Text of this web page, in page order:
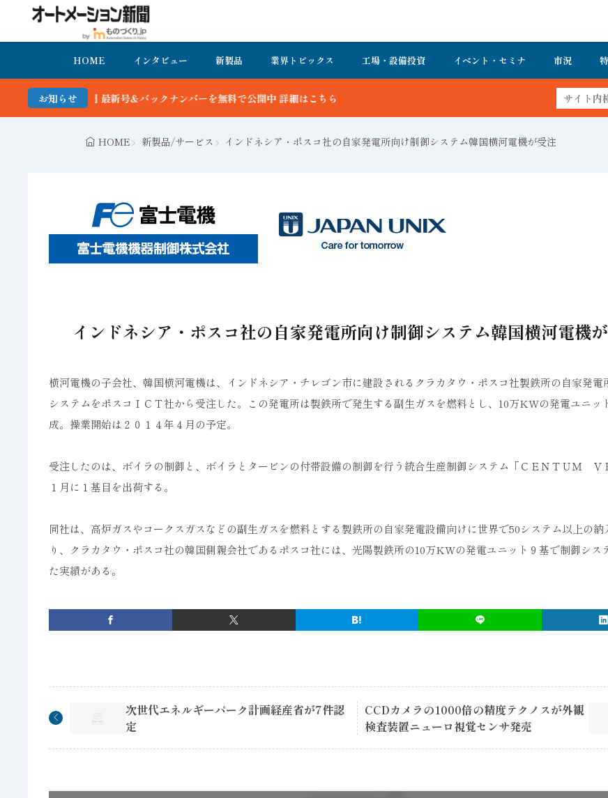
HOME インタビュー 新製品 業界トピックス 工場・設備投資 イベント・セミナ 市況
お知らせ
バックナンバーを無料で公開中 詳細はこちら
HOME 新製品/サービス インドネシア・ポスコ社の自家発電所向け制御システム韓国横河電機が受注
インドネシア・ポスコ社の自家発電所向け制御システム韓国横河電機
横河電機の子会社、韓国横河電機は、インドネシア・チレゴン市に建設されるクラカタウ・ポスコ社製鉄所の自家発電
システムをポスコＩＣＴ社から受注した。この発電所は製鉄所で発生する副生ガスを燃料とし、10万KWの発電ユニッ
成。操業開始は２０１４年４月の予定。
受注したのは、ボイラの制御と、ボイラとタービンの付帯設備の制御を行う統合生産制御システム「ＣＥＮＴＵＭ Ｖ
１月に１基目を出荷する。
同社は、高炉ガスやコークスガスなどの副生ガスを燃料とする製鉄所の自家発電設備向けに世界で50システム以上の納
り、クラカタウ・ポスコ社の韓国側親会社であるポスコ社には、光陽製鉄所の10万KWの発電ユニット９基で制御シス
た実績がある。
次世代エネルギーパーク計画経産省が7件認
定
CCDカメラの1000倍の精度テクノスが外観
検査装置ニューロ視覚センサ発売